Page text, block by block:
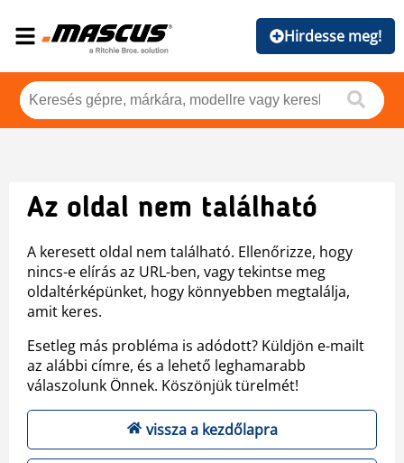
Hirdesse meg!
Az oldal nem található
A keresett oldal nem található. Ellenőrizze, hogy
nincs-e elírás az URL-ben, vagy tekintse meg
oldaltérképünket, hogy könnyebben megtalálja,
amit keres.
Esetleg más probléma is adódott? Küldjön e-mailt
az alábbi címre, és a lehető leghamarabb
válaszolunk Önnek. Köszönjük türelmét!
vissza a kezdőlapra